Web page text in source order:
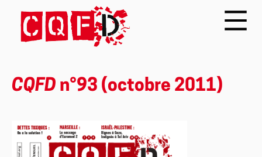
CQFD n°93 (octobre 2011)